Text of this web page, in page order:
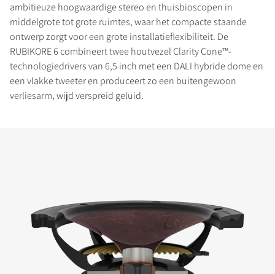
ambitieuze hoogwaardige stereo en thuisbioscopen in
middelgrote tot grote ruimtes, waar het compacte staande
ontwerp zorgt voor een grote installatieflexibiliteit. De
RUBIKORE 6 combineert twee houtvezel Clarity Cone™-
technologiedrivers van 6,5 inch met een DALI hybride dome en
een vlakke tweeter en produceert zo een buitengewoon
verliesarm, wijd verspreid geluid.